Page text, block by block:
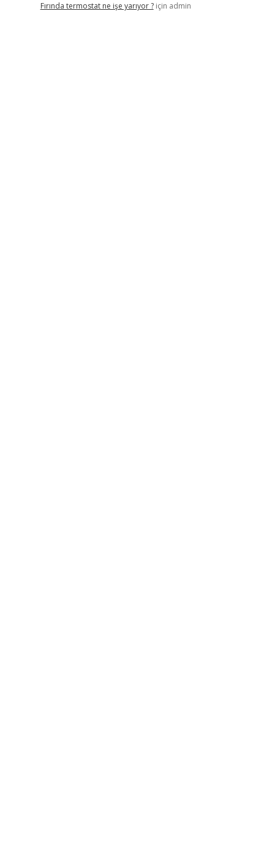
Fırında termostat ne işe yarıyor ?için admin